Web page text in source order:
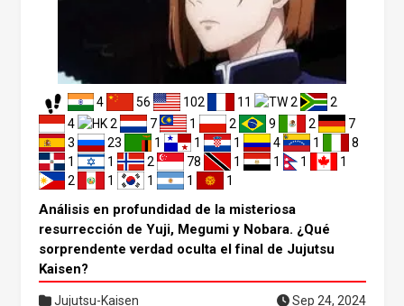
arco del Castillo Infinito de Demon Slayer, vemos a la ma
yoría de los personajes principales caer en el Castillo Infi
nito. Sin embargo, Zenitsu Agatsuma no aparece en ning
una escena. A diferencia de los demás, él recibe un trato
diferente, y muchos fans se han dado cuenta de esta inc
oherencia. En este artículo analizaremos por qué Zenitsu
no cae en el castillo y qué significa esto para su personaj
e. Lo que más llama la atención de Zenitsu es que, mient
ras que otros personajes fueron absorbidos repentinam
ente por el castillo, Zenitsu pareció actuar por voluntad p
recibió Zenitsu, que desempeñó un papel importante en
sus acciones.
4 56 102 11 2
2
4
2 7 1 2 9 2
7
3
23 1 1 1 4 1
8
1
1 2 78 1 1 1
1
2
1 1 1 1
Análisis en profundidad de la misteriosa
resurrección de Yuji, Megumi y Nobara. ¿Qué
sorprendente verdad oculta el final de Jujutsu
Kaisen?
Jujutsu-Kaisen Sep 24, 2024